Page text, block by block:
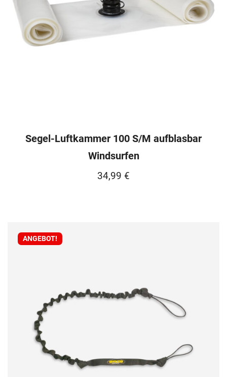
Segel-Luftkammer 100 S/M aufblasbar
Windsurfen
34,99 €
ANGEBOT!